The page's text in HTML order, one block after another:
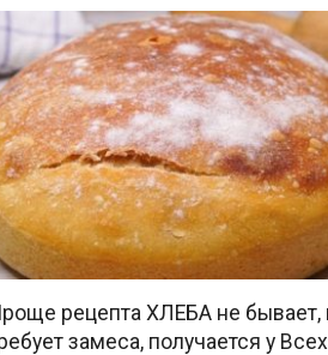
рецепта ХЛЕБА не бывает,
замеса, получается у